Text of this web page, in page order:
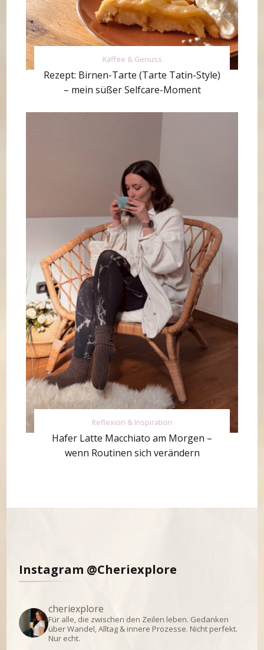
Kaffee & Genuss
Rezept: Birnen-Tarte (Tarte Tatin-Style)
– mein süßer Selfcare-Moment
Reflexion & Inspiration
Hafer Latte Macchiato am Morgen –
wenn Routinen sich verändern
Instagram @Cheriexplore
cheriexplore
Für alle, die zwischen den Zeilen leben. Gedanken
über Wandel, Alltag & innere Prozesse. Nicht perfekt.
Nur echt.